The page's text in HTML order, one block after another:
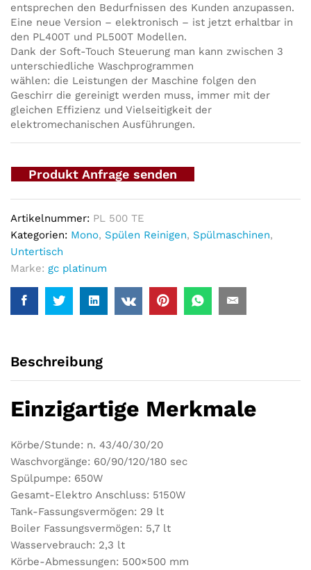
entsprechen den Bedurfnissen des Kunden anzupassen.
Eine neue Version – elektronisch – ist jetzt erhaltbar in
den PL400T und PL500T Modellen.
Dank der Soft-Touch Steuerung man kann zwischen 3
unterschiedliche Waschprogrammen
wählen: die Leistungen der Maschine folgen den
Geschirr die gereinigt werden muss, immer mit der
gleichen Effizienz und Vielseitigkeit der
elektromechanischen Ausführungen.
Produkt Anfrage senden
Artikelnummer: PL 500 TE
Kategorien: Mono, Spülen Reinigen, Spülmaschinen,
Untertisch
Marke: gc platinum
Beschreibung
Einzigartige Merkmale
Körbe/Stunde: n. 43/40/30/20
Waschvorgänge: 60/90/120/180 sec
Spülpumpe: 650W
Gesamt-Elektro Anschluss: 5150W
Tank-Fassungsvermögen: 29 lt
Boiler Fassungsvermögen: 5,7 lt
Wasservebrauch: 2,3 lt
Körbe-Abmessungen: 500×500 mm